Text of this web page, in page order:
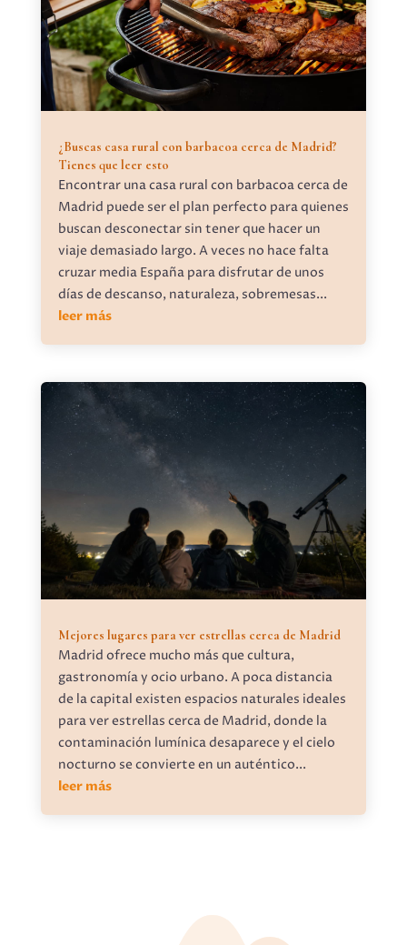
¿Buscas casa rural con barbacoa cerca de Madrid?
Tienes que leer esto
Encontrar una casa rural con barbacoa cerca de
Madrid puede ser el plan perfecto para quienes
buscan desconectar sin tener que hacer un
viaje demasiado largo. A veces no hace falta
cruzar media España para disfrutar de unos
días de descanso, naturaleza, sobremesas...
leer más
Mejores lugares para ver estrellas cerca de Madrid
Madrid ofrece mucho más que cultura,
gastronomía y ocio urbano. A poca distancia
de la capital existen espacios naturales ideales
para ver estrellas cerca de Madrid, donde la
contaminación lumínica desaparece y el cielo
nocturno se convierte en un auténtico...
leer más